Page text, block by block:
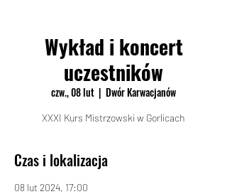
Wykład i koncert
uczestników
czw., 08 lut
  |
Dwór Karwacjanów
XXXI Kurs Mistrzowski w Gorlicach
Czas i lokalizacja
08 lut 2024, 17:00